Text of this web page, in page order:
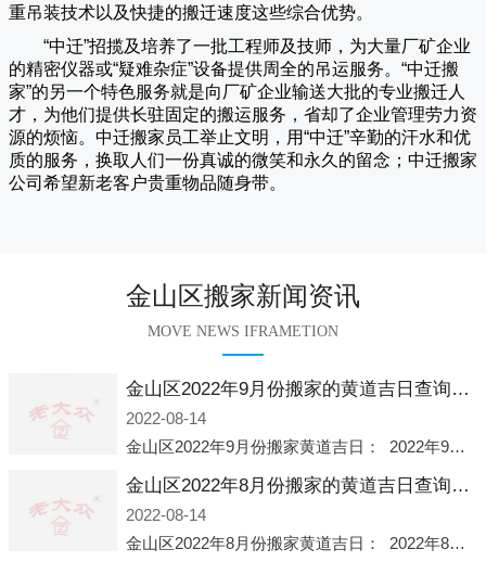
重吊装技术以及快捷的搬迁速度这些综合优势。
“中迁”招揽及培养了一批工程师及技师，为大量厂矿企业
的精密仪器或“疑难杂症”设备提供周全的吊运服务。“中迁搬
家”的另一个特色服务就是向厂矿企业输送大批的专业搬迁人
才，为他们提供长驻固定的搬运服务，省却了企业管理劳力资
源的烦恼。 中迁搬家员工举止文明，用“中迁”辛勤的汗水和优
质的服务，换取人们一份真诚的微笑和永久的留念； 中迁搬家
公司希望新老客户贵重物品随身带。
金山区搬家新闻资讯
MOVE NEWS IFRAMETION
金山区2022年9月份搬家的黄道吉日查询大全一览表哪天适合搬家好日子
2022-08-14
金山区2022年9月份搬家黄道吉日： 2022年9月6日 「星期二」 农历八月十一2022年9月12日 「星期一」 农历八月十七2022年9月16日 「星期五」 农历八月廿一2022年9月2
金山区2022年8月份搬家的黄道吉日查询大全一览表哪天适合搬家好日子
2022-08-14
金山区2022年8月份搬家黄道吉日： 2022年8月2日 「星期二」 农历七月初五2022年8月6日 「星期六」 农历七月初九2022年8月8日 「星期一」 农历七月十一2022年8月10日 「